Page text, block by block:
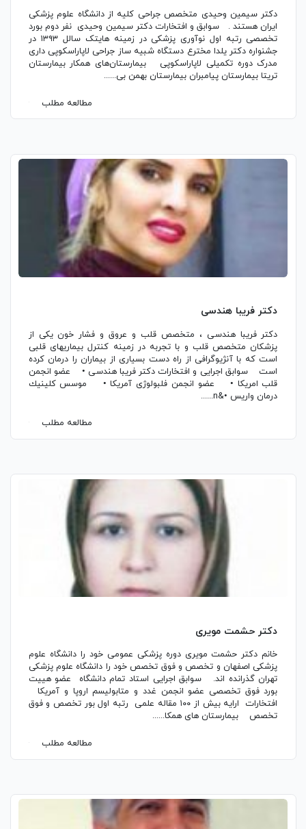
دکتر سیمین وحیدی متخصص جراحی کلیه از دانشگاه علوم پزشکی
ایران هستند . سوابق و افتخارات دکتر سیمین وحیدی نفر دوم بورد
تخصصی رتبه اول نوآوری پزشکی در زمینه هایتک سالل ۱۳۹۳ در
جشنواره دکتر یلدا مخترع دستگاه شبیه ساز جراحی لاپاراسکوپی داری
مدرک دوره تکمیلی لاپاراسکوپی بیمارستان‌های همکار بیمارستان
تریتا بیمارستان پیامبران بیمارستان بهمن بی......
مطالعه مطلب
دکتر فریبا هندسی
دکتر فریبا هندسی ، متخصص قلب و عروق و فشار خون یکی از
پزشکان متخصص قلب و با تجربه در زمینه کنترل بیماریهای قلبی
است که با آنژیوگرافی از راه دست بسیاری از بیماران را درمان کرده
است سوابق اجرایی و افتخارات دکتر فریبا هندسی • عضو انجمن
قلب امريكا • عضو انجمن فلبولوژی آمریکا • موسس كلينيك
درمان واریس •&n......
مطالعه مطلب
دکتر حشمت مویری
خانم دکتر حشمت مویری دوره پزشکی عمومی خود را دانشگاه علوم
پزشکی اصفهان و تخصص و فوق تخصص خود را دانشگاه علوم پزشکی
تهران گذرانده اند. سوابق اجرایی استاد تمام دانشگاه عضو هییت
بورد فوق تخصصی عضو انجمن غدد و متابولیسم اروپا و آمریکا
افتخارات ارایه بیش از ۱۰۰ مقاله علمی رتبه اول بور تخصص و فوق
تخصص بیمارستان های همکا......
مطالعه مطلب